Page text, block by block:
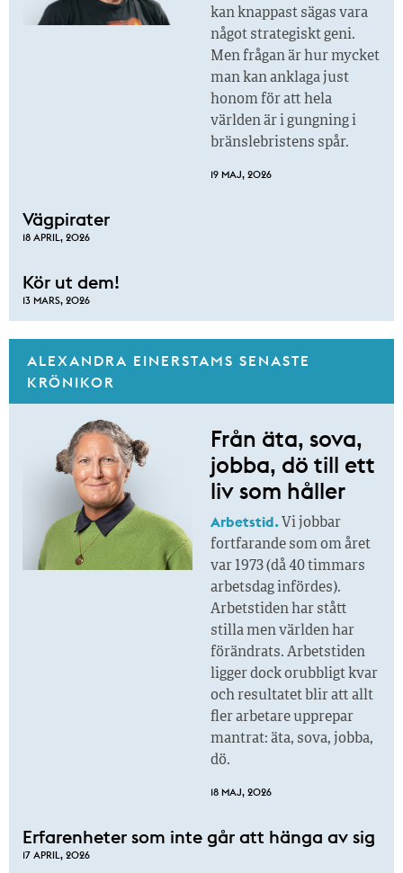
kan knappast sägas vara
något strategiskt geni.
Men frågan är hur mycket
man kan anklaga just
honom för att hela
världen är i gungning i
bränslebristens spår.
19 MAJ, 2026
Vägpirater
18 APRIL, 2026
Kör ut dem!
13 MARS, 2026
ALEXANDRA EINERSTAMS SENASTE
KRÖNIKOR
Från äta, sova,
jobba, dö till ett
liv som håller
Arbetstid. Vi jobbar
fortfarande som om året
var 1973 (då 40 timmars
arbetsdag infördes).
Arbetstiden har stått
stilla men världen har
förändrats. Arbetstiden
ligger dock orubbligt kvar
och resultatet blir att allt
fler arbetare upprepar
mantrat: äta, sova, jobba,
dö.
18 MAJ, 2026
Erfarenheter som inte går att hänga av sig
17 APRIL, 2026